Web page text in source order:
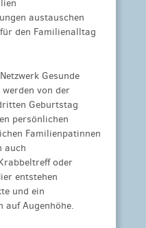
austauschen
den Familienalltag
Gesunde
von der
Geburtstag
persönlichen
Familienpatinnen
auch
oder
entstehen
und ein
auf Augenhöhe.